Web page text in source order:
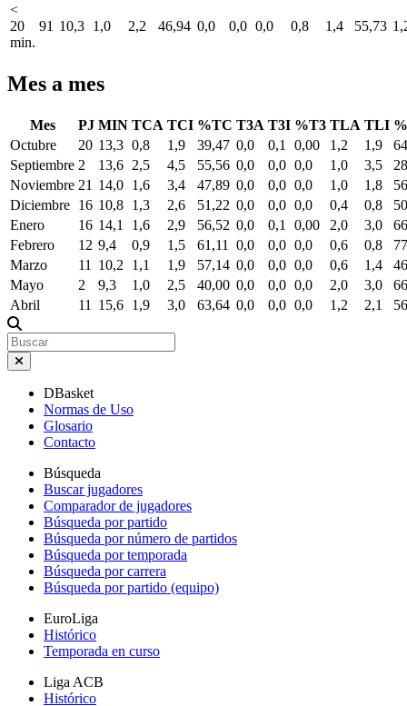
<
20
min.
91 10,3 1,0 2,2 46,94 0,0 0,0 0,0 0,8 1,4 55,73
Mes a mes
Mes PJ MIN TCA TCI %TC T3A T3I %T3 TLA TLI
Octubre
20 13,3 0,8 1,9 39,47 0,0 0,1 0,00 1,2 1,9
Septiembre 2 13,6 2,5 4,5 55,56 0,0 0,0 0,0 1,0 3,5
Noviembre 21 14,0 1,6 3,4 47,89 0,0 0,0 0,0 1,0 1,8
Diciembre 16 10,8 1,3 2,6 51,22 0,0 0,0 0,0 0,4 0,8
Enero
16 14,1 1,6 2,9 56,52 0,0 0,1 0,00 2,0 3,0
Febrero
12 9,4 0,9 1,5 61,11 0,0 0,0 0,0 0,6 0,8
Marzo
11 10,2 1,1 1,9 57,14 0,0 0,0 0,0 0,6 1,4
Mayo
2 9,3 1,0 2,5 40,00 0,0 0,0 0,0 2,0 3,0
Abril
11 15,6 1,9 3,0 63,64 0,0 0,0 0,0 1,2 2,1
DBasket
Normas de Uso
Glosario
Contacto
Búsqueda
Buscar jugadores
Comparador de jugadores
Búsqueda por partido
Búsqueda por número de partidos
Búsqueda por temporada
Búsqueda por carrera
Búsqueda por partido (equipo)
EuroLiga
Histórico
Temporada en curso
Liga ACB
Histórico